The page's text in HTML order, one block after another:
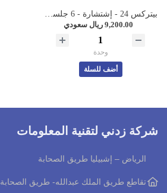
9,200.00 ريال سعودي
وحدة
أضف للسلة
شركة زدني لتقنية المعلومات
الرياض – إشبيليا طريق الصحابة
تقاطع طريق الملك عبدالله- طريق الصحابة